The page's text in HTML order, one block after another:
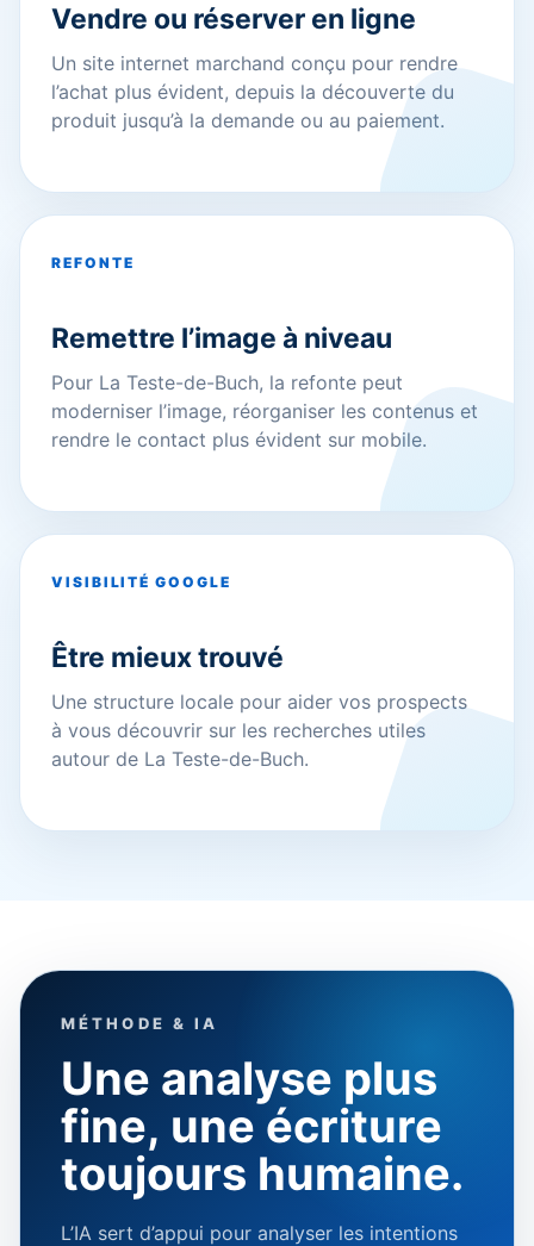
Vendre ou réserver en ligne
Un site internet marchand conçu pour rendre
l’achat plus évident, depuis la découverte du
produit jusqu’à la demande ou au paiement.
REFONTE
Remettre l’image à niveau
Pour La Teste-de-Buch, la refonte peut
moderniser l’image, réorganiser les contenus et
rendre le contact plus évident sur mobile.
VISIBILITÉ GOOGLE
Être mieux trouvé
Une structure locale pour aider vos prospects
à vous découvrir sur les recherches utiles
autour de La Teste-de-Buch.
MÉTHODE & IA
Une analyse plus
fine, une écriture
toujours humaine.
L’IA sert d’appui pour analyser les intentions